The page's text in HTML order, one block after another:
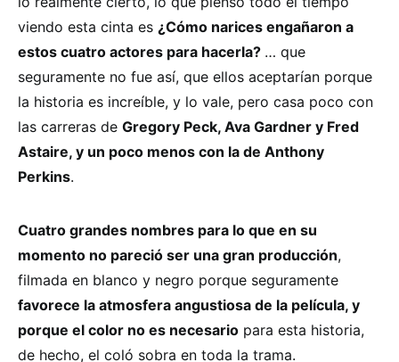
viendo esta cinta es ¿Cómo narices engañaron a
estos cuatro actores para hacerla? … que
seguramente no fue así, que ellos aceptarían porque
la historia es increíble, y lo vale, pero casa poco con
las carreras de Gregory Peck, Ava Gardner y Fred
Astaire, y un poco menos con la de Anthony
Perkins.
Cuatro grandes nombres para lo que en su
momento no pareció ser una gran producción,
filmada en blanco y negro porque seguramente
favorece la atmosfera angustiosa de la película, y
porque el color no es necesario para esta historia,
de hecho, el coló sobra en toda la trama.